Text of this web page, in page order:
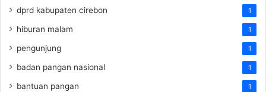
dprd kabupaten cirebon 1
hiburan malam 1
pengunjung 1
badan pangan nasional 1
bantuan pangan 1